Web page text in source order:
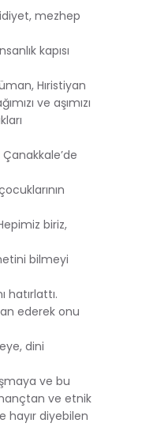
mezhep
kapısı
Hıristiyan
ve aşımızı
biriz,
bilmeyi
hatırlattı.
ederek onu
dini
ve bu
ve etnik
hayır diyebilen